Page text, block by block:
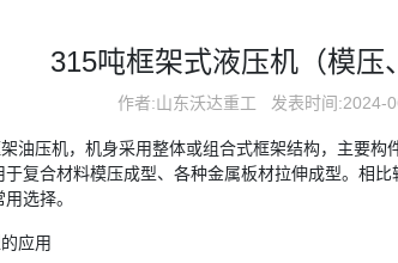
315吨框架式液压机（模压
作者:山东沃达重工 发表时间:2024-
油压机，机身采用整体或组合式框架结构，主要
复合材料模压成型、各种金属板材拉伸成型。相
选择。
应用